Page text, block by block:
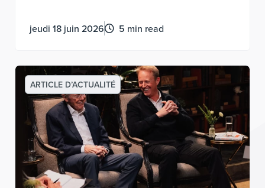
par la contribution et la manière de mener
jeudi 18 juin 2026 5 min read
ARTICLE D’ACTUALITÉ